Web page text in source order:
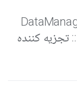
:: تجزیه کننده